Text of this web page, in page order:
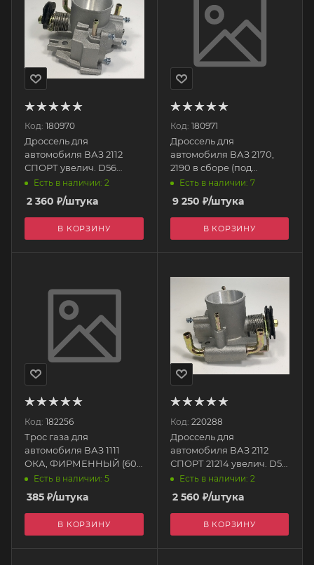
Код: 180970
Дроссель для
автомобиля ВАЗ 2112
СПОРТ увелич. D56
CRTR0120693 CARTRONIC
Есть в наличии: 2
2 360 ₽/штука
В КОРЗИНУ
Код: 180971
Дроссель для
автомобиля ВАЗ 2170,
2190 в сборе (под
эл.педаль дв. 21127 )
ЭЛКАР 21127-1148010-10
ЭЛКАР
Есть в наличии: 7
9 250 ₽/штука
В КОРЗИНУ
Код: 182256
Трос газа для
автомобиля ВАЗ 1111
ОКА, ФИРМЕННЫЙ (605
мм) AVP AS1111F
Автопартнер
Есть в наличии: 5
385 ₽/штука
В КОРЗИНУ
Код: 220288
Дроссель для
автомобиля ВАЗ 2112
СПОРТ 21214 увелич. D52
CRTR0120691 CARTRONIC
Есть в наличии: 2
2 560 ₽/штука
В КОРЗИНУ